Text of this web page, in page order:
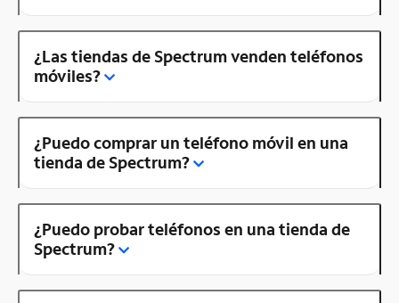
¿Las tiendas de Spectrum venden teléfonos
móviles?
¿Puedo comprar un teléfono móvil en una
tienda de Spectrum?
¿Puedo probar teléfonos en una tienda de
Spectrum?